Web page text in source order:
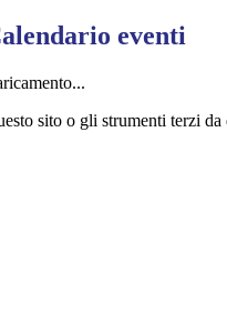
eventi
sito o gli strumenti terzi